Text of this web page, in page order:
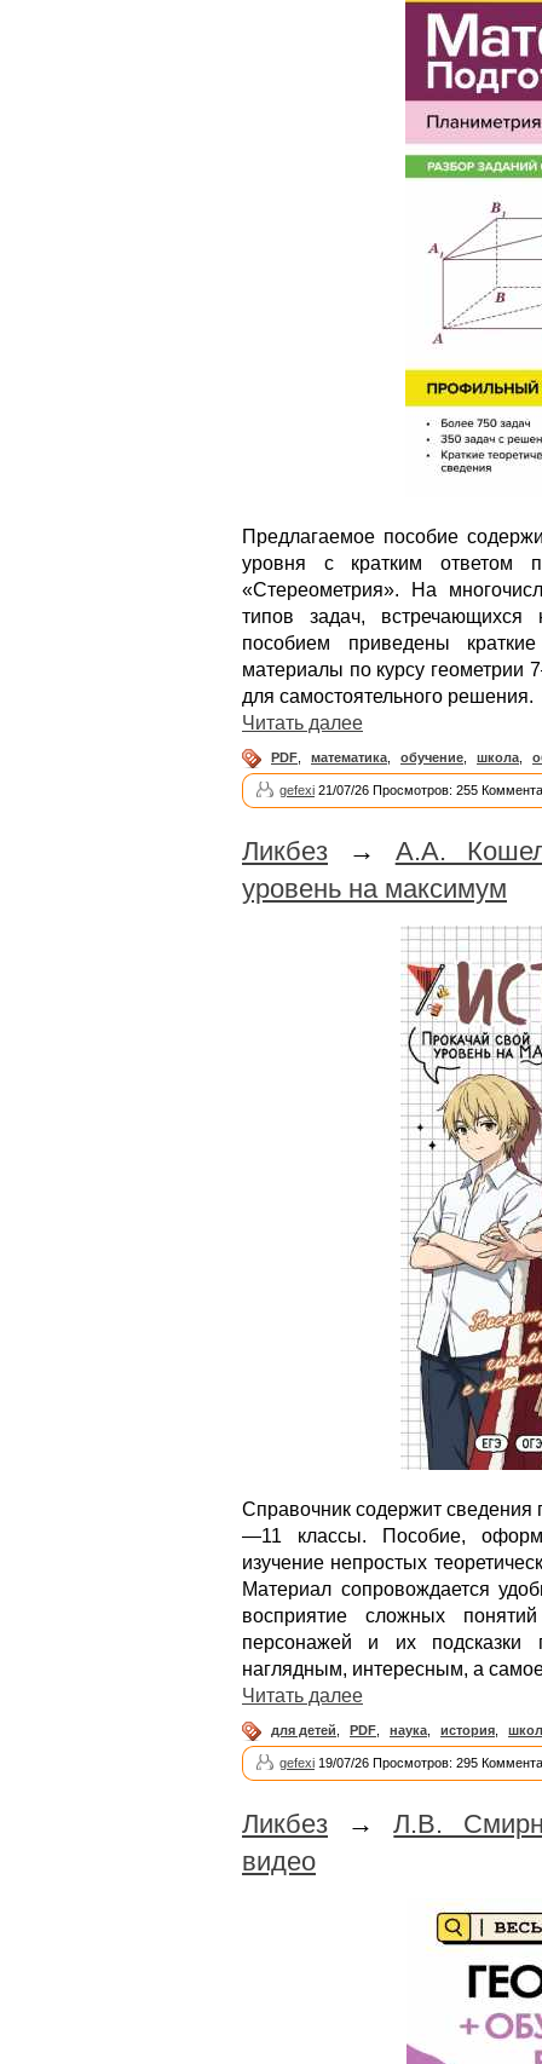
Предлагаемое пособие
уровня с кратким ответом
«Стереометрия». На
типов задач, встречающихся
пособием приведены
материалы по курсу геометрии
для самостоятельного решения.
Читать далее
PDF математика обучение школа
gefexi 21/07/26 Просмотров: 255
Ликбез → А.А.
уровень на максимум
Справочник содержит сведения
—11 классы. Пособие,
изучение непростых
Материал сопровождается
восприятие сложных
персонажей и их подсказки
наглядным, интересным, а
Читать далее
для детей PDF наука история
gefexi 19/07/26 Просмотров: 295
Ликбез →Л.В.
видео